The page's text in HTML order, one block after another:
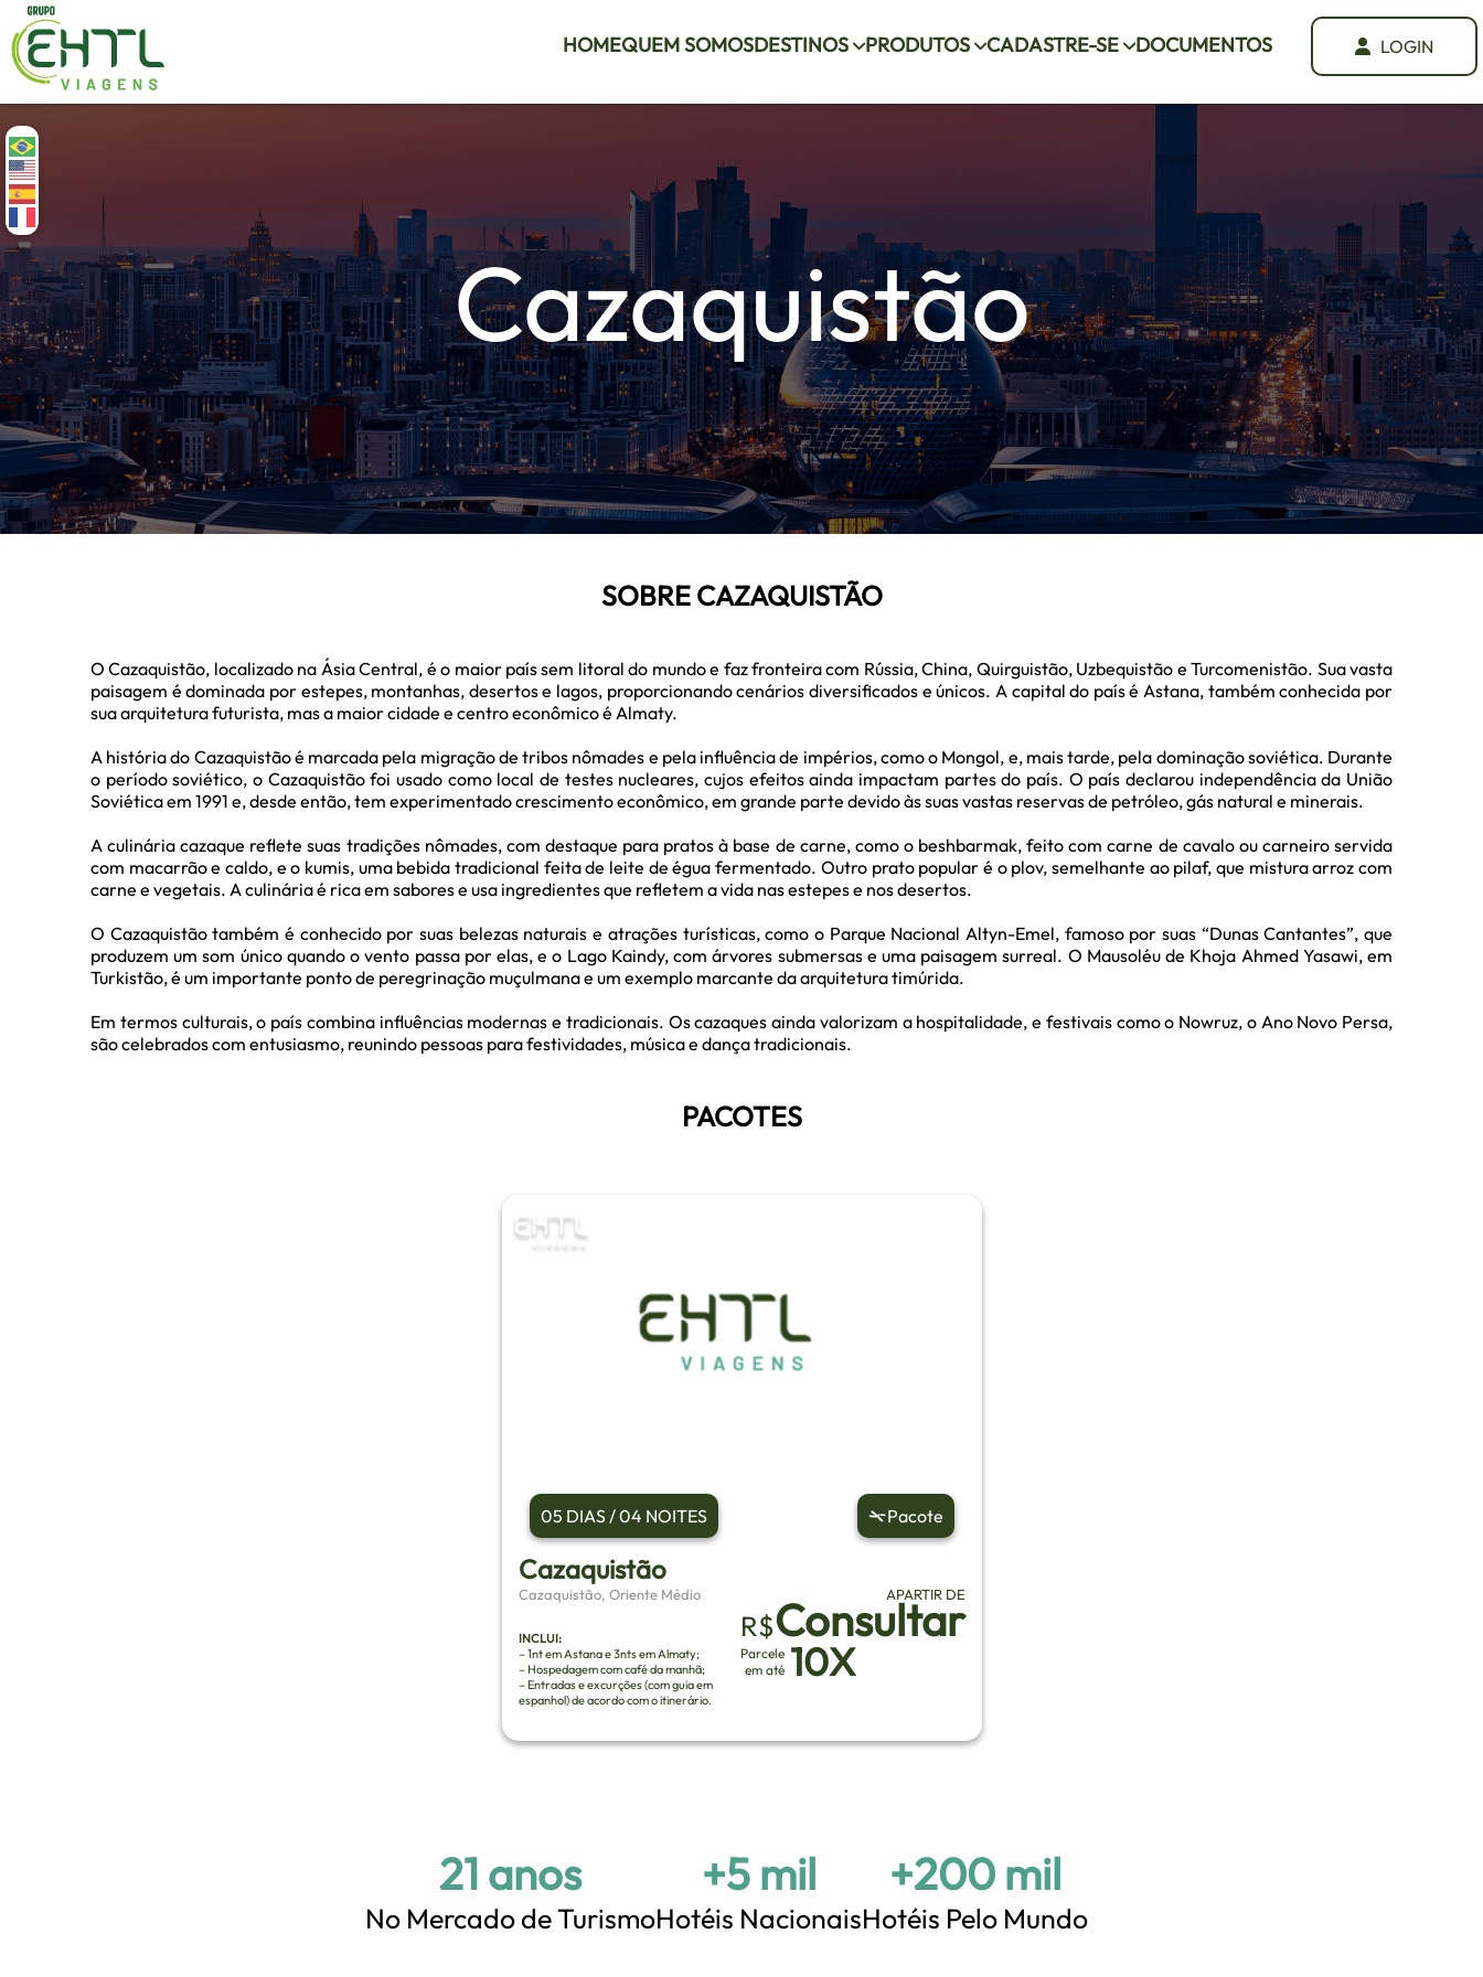
HOMEQUEM SOMOSDESTINOS PRODUTOS CADASTRE-SE DOCUMENTOS LOGIN
Cazaquistão
SOBRE CAZAQUISTÃO
O Cazaquistão, localizado na Ásia Central, é o maior país sem litoral do mundo e faz fronteira com Rússia, China, Quirguistão, Uzbequistão e Turcomenistão. Sua vasta
paisagem é dominada por estepes, montanhas, desertos e lagos, proporcionando cenários diversificados e únicos. A capital do país é Astana, também conhecida por
sua arquitetura futurista, mas a maior cidade e centro econômico é Almaty.
A história do Cazaquistão é marcada pela migração de tribos nômades e pela influência de impérios, como o Mongol, e, mais tarde, pela dominação soviética. Durante
o período soviético, o Cazaquistão foi usado como local de testes nucleares, cujos efeitos ainda impactam partes do país. O país declarou independência da União
Soviética em 1991 e, desde então, tem experimentado crescimento econômico, em grande parte devido às suas vastas reservas de petróleo, gás natural e minerais.
A culinária cazaque reflete suas tradições nômades, com destaque para pratos à base de carne, como o beshbarmak, feito com carne de cavalo ou carneiro servida
com macarrão e caldo, e o kumis, uma bebida tradicional feita de leite de égua fermentado. Outro prato popular é o plov, semelhante ao pilaf, que mistura arroz com
carne e vegetais. A culinária é rica em sabores e usa ingredientes que refletem a vida nas estepes e nos desertos.
O Cazaquistão também é conhecido por suas belezas naturais e atrações turísticas, como o Parque Nacional Altyn-Emel, famoso por suas “Dunas Cantantes”, que
produzem um som único quando o vento passa por elas, e o Lago Kaindy, com árvores submersas e uma paisagem surreal. O Mausoléu de Khoja Ahmed Yasawi, em
Turkistão, é um importante ponto de peregrinação muçulmana e um exemplo marcante da arquitetura timúrida.
Em termos culturais, o país combina influências modernas e tradicionais. Os cazaques ainda valorizam a hospitalidade, e festivais como o Nowruz, o Ano Novo Persa,
são celebrados com entusiasmo, reunindo pessoas para festividades, música e dança tradicionais.
PACOTES
05 DIAS / 04 NOITES Pacote
Cazaquistão
Cazaquistão, Oriente Médio
INCLUI:
– 1nt em Astana e 3nts em Almaty;
– Hospedagem com café da manhã;
– Entradas e excurções (com guia em
espanhol) de acordo com o itinerário.
APARTIR DE
R$Consultar
Parcele
em até 10X
21 anos
No Mercado de Turismo
+5 mil
Hotéis Nacionais
+200 mil
Hotéis Pelo Mundo